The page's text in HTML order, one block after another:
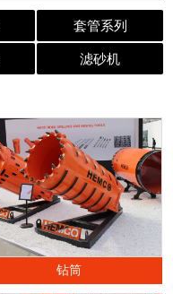
套管系列
滤砂机
钻筒